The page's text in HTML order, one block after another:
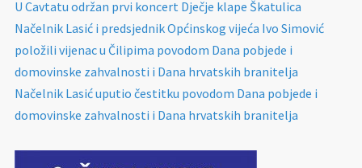
U Cavtatu održan prvi koncert Dječje klape Škatulica
Načelnik Lasić i predsjednik Općinskog vijeća Ivo Simović
položili vijenac u Čilipima povodom Dana pobjede i
domovinske zahvalnosti i Dana hrvatskih branitelja
Načelnik Lasić uputio čestitku povodom Dana pobjede i
domovinske zahvalnosti i Dana hrvatskih branitelja